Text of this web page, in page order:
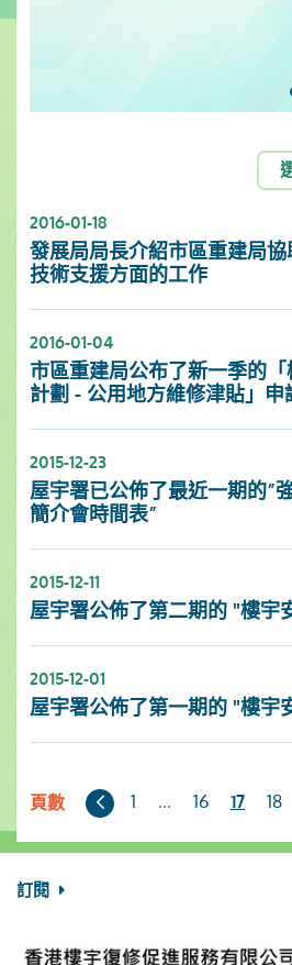
2016-01-18
發展局局長介紹市區重建局
技術支援方面的工作
2016-01-04
市區重建局公布了新一季的
計劃 - 公用地方維修津貼」申
2015-12-23
屋宇署已公佈了最近一期的”
簡介會時間表”
2015-12-11
屋宇署公佈了第二期的 "樓宇
2015-12-01
屋宇署公佈了第一期的 "樓宇
頁數
上
頁
1 ... 16 17 18
訂閱